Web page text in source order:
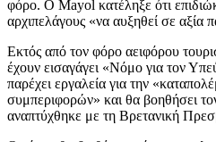
φόρο. Ο Mayol κατέληξε ότι
αρχιπελάγους «να αυξηθεί σε αξία
Εκτός από τον φόρο αειφόρου
έχουν εισαγάγει «Νόμο για τον
παρέχει εργαλεία για την
συμπεριφορών» και θα βοηθήσει
αναπτύχθηκε με τη Βρετανική